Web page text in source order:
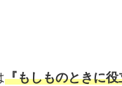
『もしものときに